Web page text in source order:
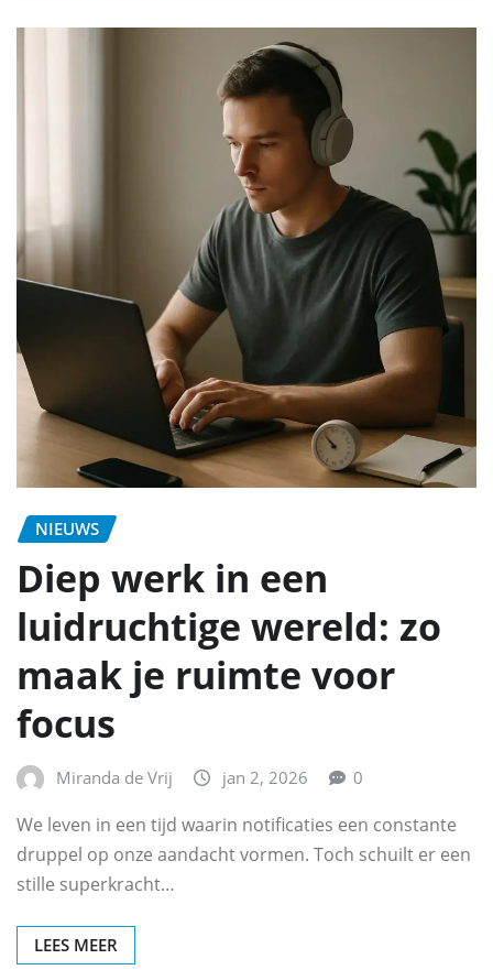
NIEUWS
Diep werk in een
luidruchtige wereld: zo
maak je ruimte voor
focus
Miranda de Vrij jan 2, 2026 0
We leven in een tijd waarin notificaties een constante
druppel op onze aandacht vormen. Toch schuilt er een
stille superkracht…
LEES MEER